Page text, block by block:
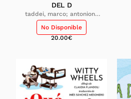
DEL D
taddei, marco; antonioni,
eleonora
No Disponible
20.00€